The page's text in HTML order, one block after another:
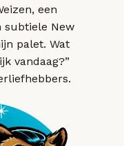
een
subtiele New
palet. Wat
vandaag?”